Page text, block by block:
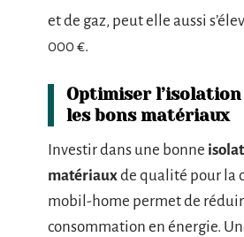
et de gaz, peut elle aussi
000 €.
Optimiser
les bons matériaux
Investir dans une bonne
matériauxde qualité pour la
mobil-home permet de
consommation en énergie.